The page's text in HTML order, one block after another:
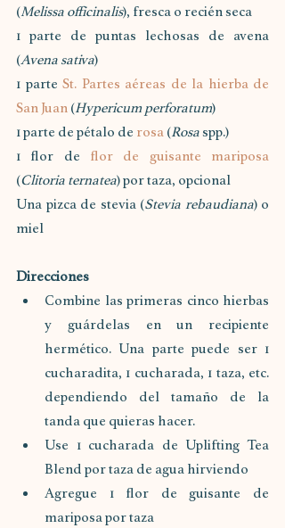
(Melissa officinalis), fresca o recién seca
1 parte de puntas lechosas de avena
(Avena sativa)
1 parte St. Partes aéreas de la hierba de
San Juan (Hypericum perforatum)
1 parte de pétalo de rosa (Rosa spp.)
1 flor de flor de guisante mariposa
(Clitoria ternatea) por taza, opcional
Una pizca de stevia (Stevia rebaudiana) o
miel
Direcciones
Combine las primeras cinco hierbas
y guárdelas en un recipiente
hermético. Una parte puede ser 1
cucharadita, 1 cucharada, 1 taza, etc.
dependiendo del tamaño de la
tanda que quieras hacer.
Use 1 cucharada de Uplifting Tea
Blend por taza de agua hirviendo
Agregue 1 flor de guisante de
mariposa por taza